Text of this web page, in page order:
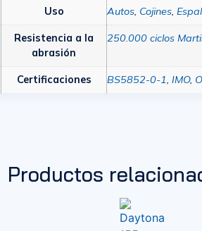
Uso Autos, Cojines,
Resistencia a la
abrasión
250.000 ciclos
Certificaciones BS5852-0-1,IMO,
Productos